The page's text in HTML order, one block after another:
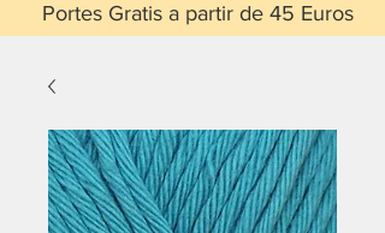
a partir de 45 Euros